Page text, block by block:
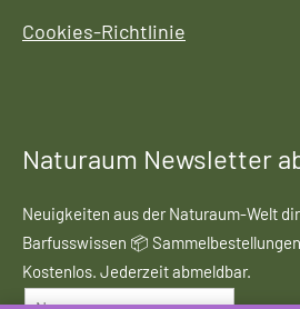
Cookies-Richtlinie
Naturaum Newsletter
Neuigkeiten aus der Naturaum-Welt
Barfusswissen 📦
Kostenlos. Jederzeit abmeldbar.